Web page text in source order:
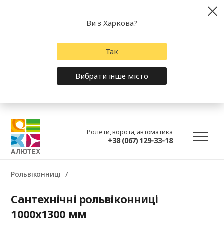
Ролети, ворота, автоматика
+38 (067) 129-33-18
Рольвіконниці
Сантехнічні рольвіконниці
1000x1300 мм
Ви з Харкова?
Так
Вибрати інше місто